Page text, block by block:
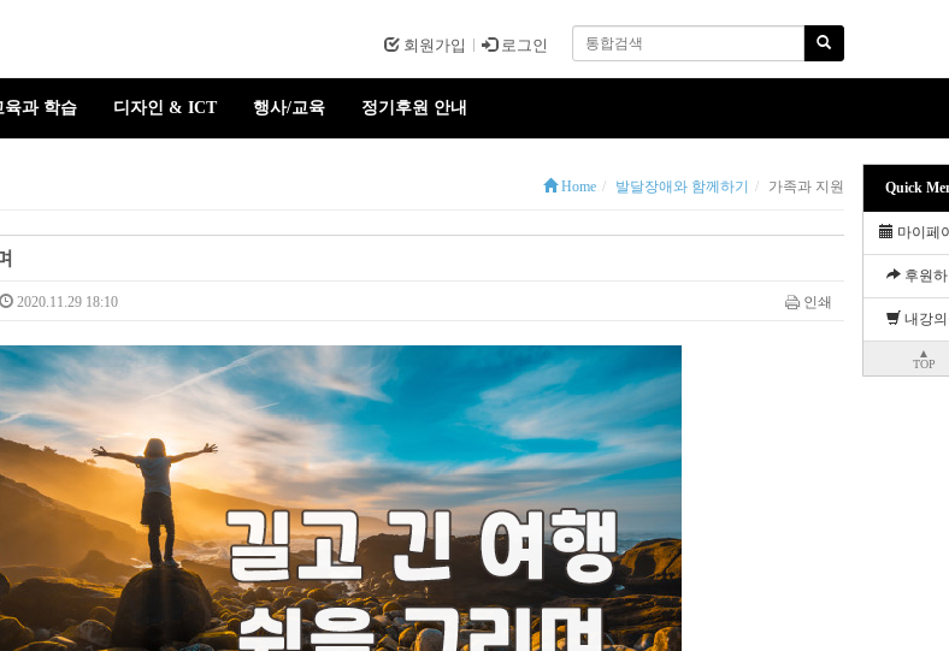
회원가입 로그인
육과 학습 디자인 & ICT 행사/교육 정기후원 안내
Home 발달장애와 함께하기 가족과 지원
2020.11.29 18:10 인쇄
Quick
마이페
후원하
내강
▲
TOP